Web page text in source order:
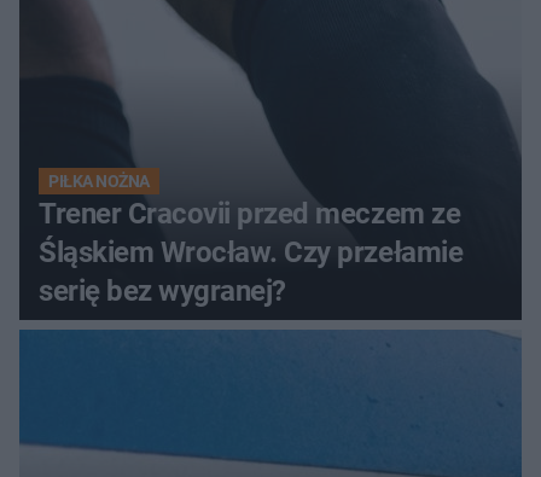
PIŁKA NOŻNA
Trener Cracovii przed meczem ze
Śląskiem Wrocław. Czy przełamie
serię bez wygranej?